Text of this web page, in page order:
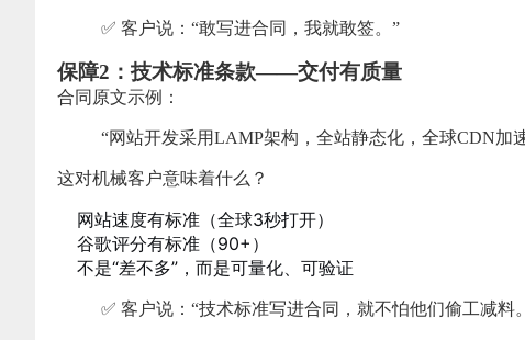
✅ 客户说：“敢写进合同，我就敢签。”
保障2：技术标准条款——交付有质量
合同原文示例：
“网站开发采用LAMP架构，全站静态化，全球CDN加
这对机械客户意味着什么？
网站速度有标准（全球3秒打开）
谷歌评分有标准（90+）
不是“差不多”，而是可量化、可验证
✅ 客户说：“技术标准写进合同，就不怕他们偷工减料